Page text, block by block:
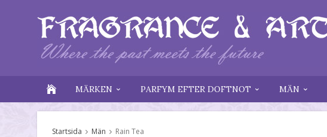
MÄRKEN PARFYM EFTER DOFTNOT MÄN
Startsida Män Rain Tea